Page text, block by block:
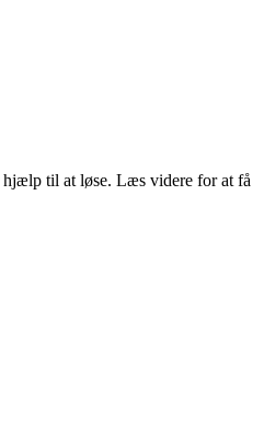
hjælp til at løse. Læs videre for at få